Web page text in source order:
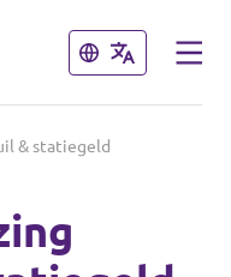
Sluiten
Sluiten
& statiegeld